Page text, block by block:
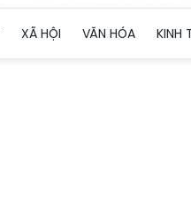
XÃ HỘI VĂN HÓA KINH